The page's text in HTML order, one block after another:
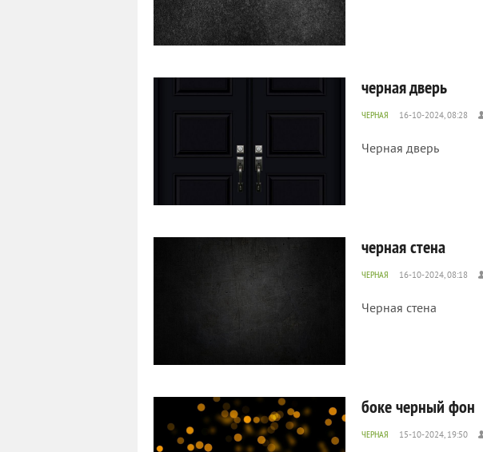
черная дверь
ЧЕРНАЯ 16-10-2024, 08:28
Черная дверь
черная стена
ЧЕРНАЯ 16-10-2024, 08:18
Черная стена
боке черный фон
ЧЕРНАЯ 15-10-2024, 19:50